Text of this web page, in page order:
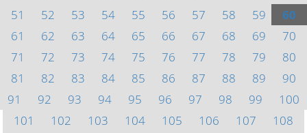
51
52 53 54 55 56 57 58 59
60
61
62 63 64 65 66 67 68 69
70
71
72 73 74 75 76 77 78 79
80
81
82 83 84 85 86 87 88 89
90
91
92 93 94 95 96 97 98 99
100
101
102 103 104 105 106 107
108